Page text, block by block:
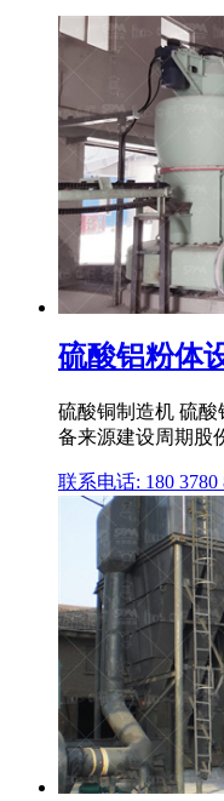
硫酸铝粉体
硫酸铜制造机 硫酸
备来源建设周期股
联系电话: 180 3780